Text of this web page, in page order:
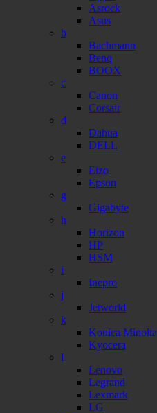
Asrock
Asus
b
Bachmann
Benq
BOOX
c
Canon
Corsair
d
Dahua
DELL
e
Eizo
Epson
g
Gigabyte
h
Horizon
HP
HSM
i
Inepro
j
Jetworld
k
Konica Minolta
Kyocera
l
Lenovo
Legrand
Lexmark
LG